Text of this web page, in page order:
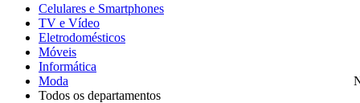
Celulares e Smartphones
TV e Vídeo
Eletrodomésticos
Móveis
Informática
Moda
Todos os departamentos